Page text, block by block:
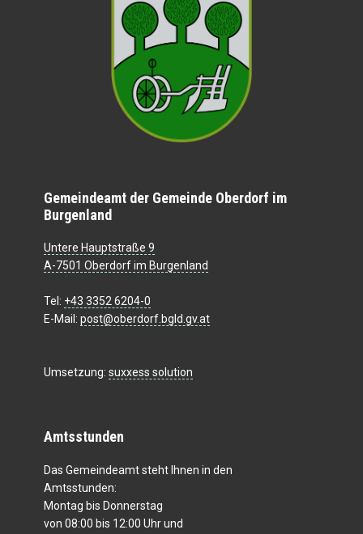
Gemeindeamt der Gemeinde Oberdorf im
Burgenland
Untere Hauptstraße 9
A-7501 Oberdorf im Burgenland
Tel: +43 3352 6204-0
E-Mail: post@oberdorf.bgld.gv.at
Umsetzung: suxxess solution
Amtsstunden
Das Gemeindeamt steht Ihnen in den
Amtsstunden:
Montag bis Donnerstag
von 08:00 bis 12:00 Uhr und